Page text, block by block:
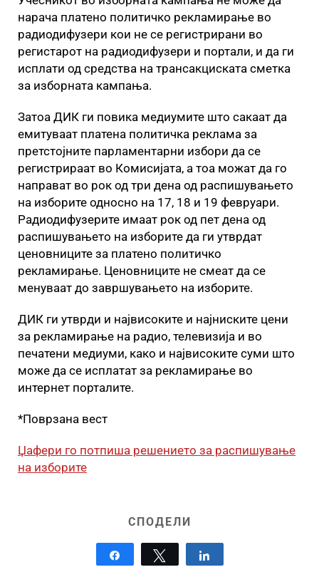
нарача платено политичко рекламирање во
радиодифузери кои не се регистрирани во
регистарот на радиодифузери и портали, и да ги
исплати од средства на трансакциската сметка
за изборната кампања.
Затоа ДИК ги повика медиумите што сакаат да
емитуваат платена политичка реклама за
претстојните парламентарни избори да се
регистрираат во Комисијата, а тоа можат да го
направат во рок од три дена од распишувањето
на изборите односно на 17, 18 и 19 февруари.
Радиодифузерите имаат рок од пет дена од
распишувањето на изборите да ги утврдат
ценовниците за платено политичко
рекламирање. Ценовниците не смеат да се
менуваат до завршувањето на изборите.
ДИК ги утврди и највисоките и најниските цени
за рекламирање на радио, телевизија и во
печатени медиуми, како и највисоките суми што
може да се исплатат за рекламирање во
интернет порталите.
*Поврзана вест
Џафери го потпиша решението за распишување
на изборите
СПОДЕЛИ
Tweet